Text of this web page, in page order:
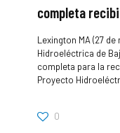
completa
Lexington MA (27
Hidroeléctrica de
completa para la
Proyecto
0